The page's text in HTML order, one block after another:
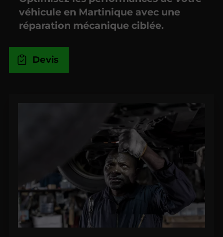
véhicule en Martinique avec une
réparation mécanique ciblée.
Devis